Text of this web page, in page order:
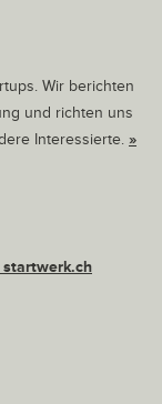
Wir berichten
und richten uns
Interessierte. »
startwerk.ch